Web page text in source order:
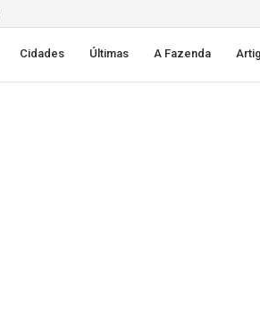
Cidades Últimas A Fazenda